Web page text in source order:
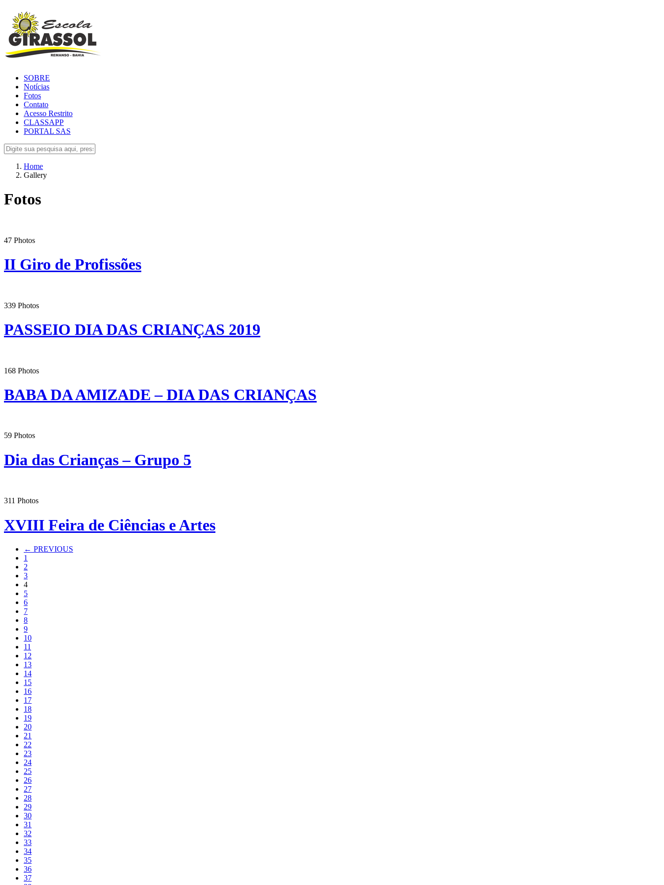
SOBRE
Notícias
Fotos
Contato
Acesso Restrito
CLASSAPP
PORTAL SAS
Home
Gallery
Fotos
47 Photos
II Giro de Profissões
339 Photos
PASSEIO DIA DAS CRIANÇAS 2019
168 Photos
BABA DA AMIZADE – DIA DAS CRIANÇAS
59 Photos
Dia das Crianças – Grupo 5
311 Photos
XVIII Feira de Ciências e Artes
← PREVIOUS
1
2
3
4
5
6
7
8
9
10
11
12
13
14
15
16
17
18
19
20
21
22
23
24
25
26
27
28
29
30
31
32
33
34
35
36
37